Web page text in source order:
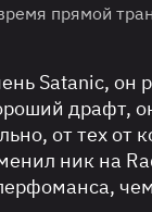
прямой
Satanic, он
драфт,
от тех от
ник на